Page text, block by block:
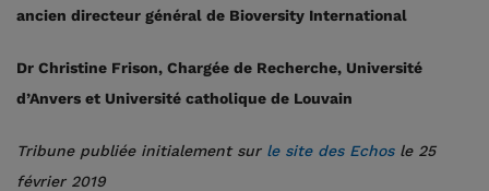
ancien directeur général de Bioversity International
Dr Christine Frison, Chargée de Recherche, Université
d’Anvers et Université catholique de Louvain
Tribune publiée initialement sur le site des Echosle 25
février 2019